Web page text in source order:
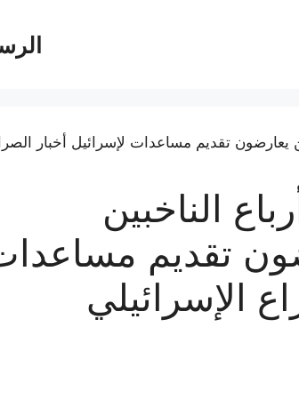
الناخبين
تقديم
الإسرائيلي